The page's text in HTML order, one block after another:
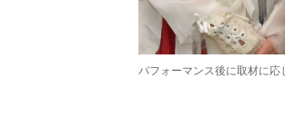
パフォーマンス後に取材に